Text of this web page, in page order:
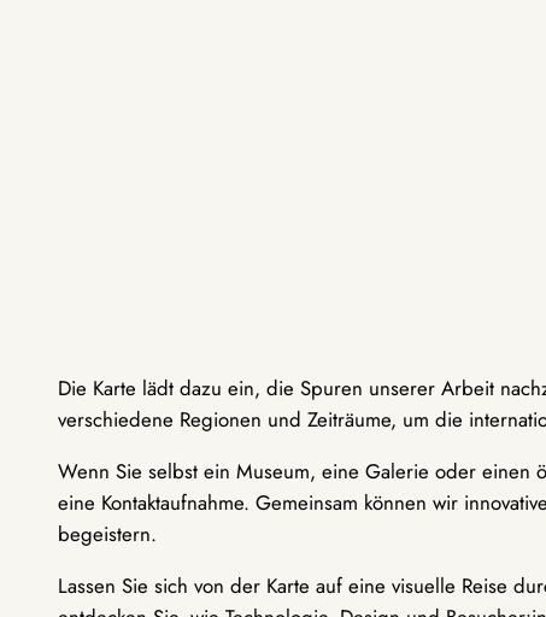
Die Karte lädt dazu ein, die Spuren unserer Arbeit
verschiedene Regionen und Zeiträume, um die
Wenn Sie selbst ein Museum, eine Galerie oder einen
eine Kontaktaufnahme. Gemeinsam können wir
begeistern.
Lassen Sie sich von der Karte auf eine visuelle Reise